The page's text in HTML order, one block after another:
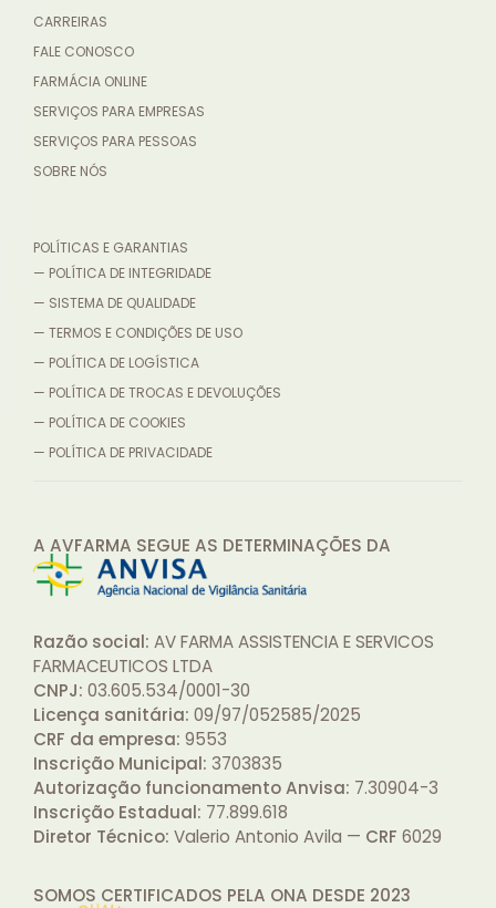
CARREIRAS
FALE CONOSCO
FARMÁCIA ONLINE
SERVIÇOS PARA EMPRESAS
SERVIÇOS PARA PESSOAS
SOBRE NÓS
POLÍTICAS E GARANTIAS
— POLÍTICA DE INTEGRIDADE
— SISTEMA DE QUALIDADE
— TERMOS E CONDIÇÕES DE USO
— POLÍTICA DE LOGÍSTICA
— POLÍTICA DE TROCAS E DEVOLUÇÕES
— POLÍTICA DE COOKIES
— POLÍTICA DE PRIVACIDADE
A AVFARMA SEGUE AS DETERMINAÇÕES DA
Razão social: AV FARMA ASSISTENCIA E SERVICOS
FARMACEUTICOS LTDA
CNPJ: 03.605.534/0001-30
Licença sanitária: 09/97/052585/2025
CRF da empresa: 9553
Inscrição Municipal: 3703835
Autorização funcionamento Anvisa: 7.30904-3
Inscrição Estadual: 77.899.618
Diretor Técnico: Valerio Antonio Avila — CRF 6029
SOMOS CERTIFICADOS PELA ONA DESDE 2023